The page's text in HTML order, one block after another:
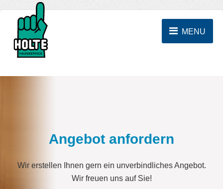
MENU
Angebot anfordern
Wir erstellen Ihnen gern ein unverbindliches Angebot.
Wir freuen uns auf Sie!